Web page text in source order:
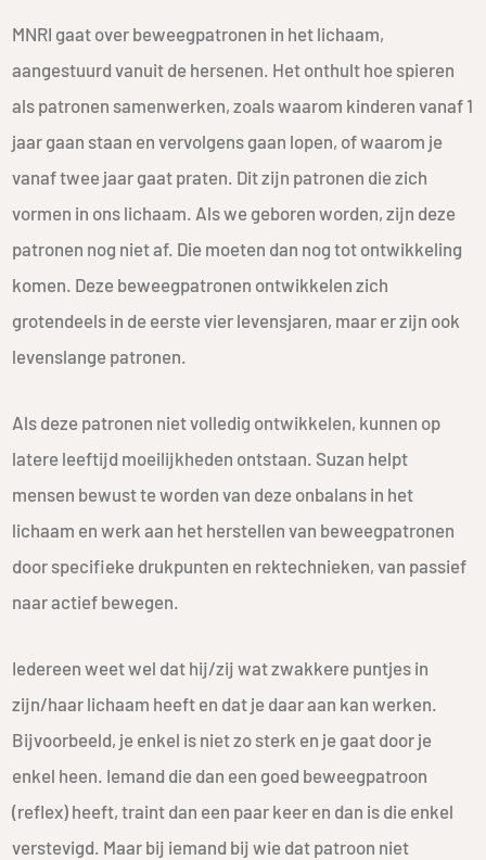
MNRI gaat over beweegpatronen in het lichaam,
aangestuurd vanuit de hersenen. Het onthult hoe spieren
als patronen samenwerken, zoals waarom kinderen vanaf 1
jaar gaan staan en vervolgens gaan lopen, of waarom je
vanaf twee jaar gaat praten. Dit zijn patronen die zich
vormen in ons lichaam. Als we geboren worden, zijn deze
patronen nog niet af. Die moeten dan nog tot ontwikkeling
komen. Deze beweegpatronen ontwikkelen zich
grotendeels in de eerste vier levensjaren, maar er zijn ook
levenslange patronen.
Als deze patronen niet volledig ontwikkelen, kunnen op
latere leeftijd moeilijkheden ontstaan. Suzan helpt
mensen bewust te worden van deze onbalans in het
lichaam en werk aan het herstellen van beweegpatronen
door specifieke drukpunten en rektechnieken, van passief
naar actief bewegen.
Iedereen weet wel dat hij/zij wat zwakkere puntjes in
zijn/haar lichaam heeft en dat je daar aan kan werken.
Bijvoorbeeld, je enkel is niet zo sterk en je gaat door je
enkel heen. Iemand die dan een goed beweegpatroon
(reflex) heeft, traint dan een paar keer en dan is die enkel
verstevigd. Maar bij iemand bij wie dat patroon niet